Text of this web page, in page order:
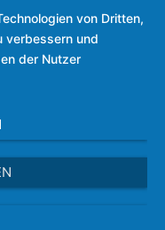
von Dritten,
verbessern und
der Nutzer